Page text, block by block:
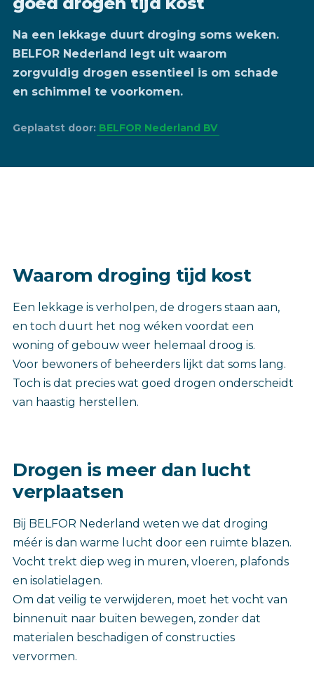
Na een lekkage duurt droging soms weken.
BELFOR Nederland legt uit waarom
zorgvuldig drogen essentieel is om schade
en schimmel te voorkomen.
Geplaatst door: BELFOR Nederland BV
Waarom droging tijd kost
Een lekkage is verholpen, de drogers staan aan,
en toch duurt het nog wéken voordat een
woning of gebouw weer helemaal droog is.
Voor bewoners of beheerders lijkt dat soms lang.
Toch is dat precies wat goed drogen onderscheidt
van haastig herstellen.
Drogen is meer dan lucht
verplaatsen
Bij BELFOR Nederland weten we dat droging
méér is dan warme lucht door een ruimte blazen.
Vocht trekt diep weg in muren, vloeren, plafonds
en isolatielagen.
Om dat veilig te verwijderen, moet het vocht van
binnenuit naar buiten bewegen, zonder dat
materialen beschadigen of constructies
vervormen.